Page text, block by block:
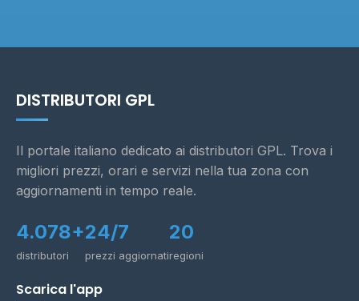
DISTRIBUTORI GPL
Il portale italiano dedicato ai distributori GPL. Trova i
migliori prezzi, orari e servizi nella tua zona con
aggiornamenti in tempo reale.
4.078+
distributori
24/7
prezzi aggiornati
20
regioni
Scarica l'app